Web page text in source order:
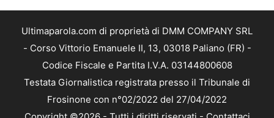
Ultimaparola.com di proprietà di DMM COMPANY SRL
- Corso Vittorio Emanuele II, 13, 03018 Paliano (FR) -
Codice Fiscale e Partita I.V.A. 03144800608
Testata Giornalistica registrata presso il Tribunale di
Frosinone con n°02/2022 del 27/04/2022